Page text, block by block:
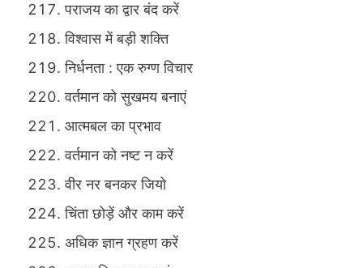
पराजय का द्वार बंद करें
विश्वास में बड़ी शक्ति
निर्धनता : एक रुग्ण विचार
वर्तमान को सुखमय बनाएं
आत्मबल का प्रभाव
वर्तमान को नष्ट न करें
वीर नर बनकर जियो
चिंता छोड़ें और काम करें
अधिक ज्ञान ग्रहण करें